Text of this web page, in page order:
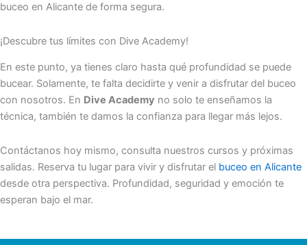
buceo en Alicante de forma segura.
¡Descubre tus límites con Dive Academy!
En este punto, ya tienes claro hasta qué profundidad se puede
bucear. Solamente, te falta decidirte y venir a disfrutar del buceo
con nosotros. En Dive Academy no solo te enseñamos la
técnica, también te damos la confianza para llegar más lejos.
Contáctanos hoy mismo, consulta nuestros cursos y próximas
salidas. Reserva tu lugar para vivir y disfrutar el buceo en Alicante
desde otra perspectiva. Profundidad, seguridad y emoción te
esperan bajo el mar.